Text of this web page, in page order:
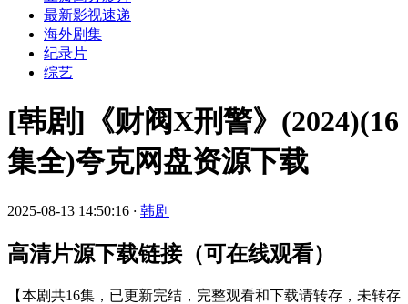
最新影视速递
海外剧集
纪录片
综艺
[韩剧]《财阀X刑警》(2024)(16
集全)夸克网盘资源下载
2025-08-13 14:50:16 · 韩剧
高清片源下载链接（可在线观看）
【本剧共16集，已更新完结，完整观看和下载请转存，未转存